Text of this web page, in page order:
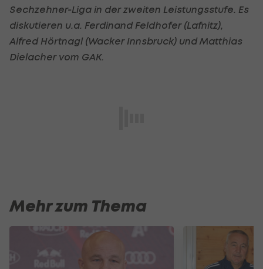
Sechzehner-Liga in der zweiten Leistungsstufe. Es
diskutieren u.a. Ferdinand Feldhofer (Lafnitz),
Alfred Hörtnagl (Wacker Innsbruck) und Matthias
Dielacher vom GAK.
Mehr zum Thema